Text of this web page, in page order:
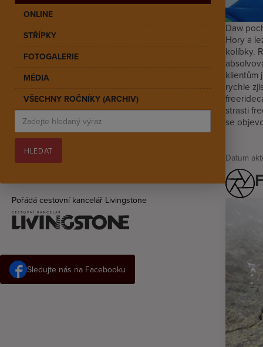
ONLINE
STŘÍPKY
FOTOGALERIE
MÉDIA
VŠECHNY ROČNÍKY (ARCHIV)
Pořádá cestovní kancelář Livingstone
Sledujte nás na Facebooku
Daw
Hory a
kolíbky.
klientům
rychle
strasti
se
Datum